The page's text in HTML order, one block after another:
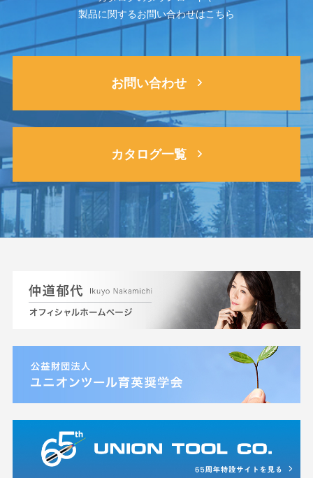
製品に関するお問い合わせはこちら
お問い合わせ
カタログ一覧